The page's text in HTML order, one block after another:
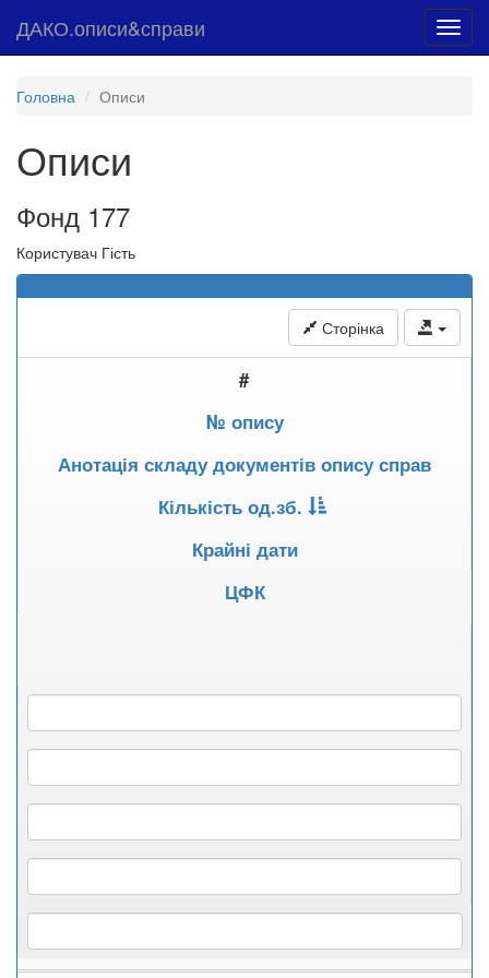
ДАКО.описи&справи
Головна Описи
Описи
Фонд 177
Користувач Гість
Сторінка
#
№ опису
Анотація складу документів опису справ
Кількість од.зб.
Крайні дати
ЦФК